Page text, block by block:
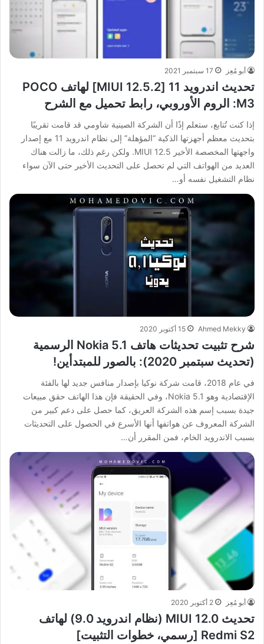
أبو مُعِز 17 سبتمبر 2021
تحديث اندرويد 11 [MIUI 12.5.2] لهاتف POCO
M3: الروم الأوروبي، رابط تحميل مع الشرح
إذا كنت تُتابع، ستعلم إذًا أن الشركة الصينية شاومي قد قامت تقريبًا
بتحديث معظم أجهزتها الذكية “المؤهلة” إلى نظام اندرويد 11 مع إصدار
واجهتها المخصصة الأخير MIUI 12.5. ولكن رغم ذلك، ما زالت هناك
العديد من الهواتف التي لم تحصل على التحديث الأخير حتى الآن سواء
نظام التشغيل نفسه أو…
Ahmed Mekky 15 أكتوبر 2020
شرح تثبيت تحديثات هاتف Nokia 5.1 الرسمية
(تحديث سبتمبر 2020): بالصور للمبتدأين!
في عام 2018، قامت شركة نوكيا بإصدار منافس جديد لها بالفئة
الإقتصادية وهو Nokia 5.1، وفي الحقيقة فإن هذا الهاتف حقق مبيعات
جيدة بسبب إسم هذه الشركة العريق، كما حصل على دعم كبير من
الشركة المعروف عن هواتفها أنها الأسرع في الحصول على التحديثات
بسبب الاندرويد الخام، فمن المقرر أن…
أبو مُعِز 2 أكتوبر 2020
تحديث MIUI 12.0 (نظام اندرويد 9.0) لهاتف
Redmi S2 [رسمي، خطوات التثبيت]